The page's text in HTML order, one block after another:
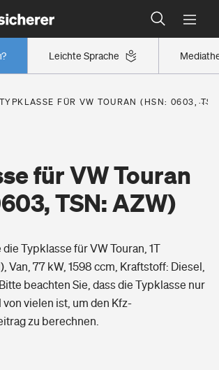
Leichte Sprache
Jetzt Versicherer finden
So ist Ihre Region eingestuft
Jetzt Versicherer finden
TYPKLASSE FÜR VW TOURAN (HSN: 0603,
für VW Touran
TSN: AZW)
Typklasse für VW Touran, 1T
Van, 77 kW, 1598 ccm, Kraftstoff: Diesel,
beachten Sie, dass die Typklasse nur
vielen ist, um den Kfz-
zu berechnen.